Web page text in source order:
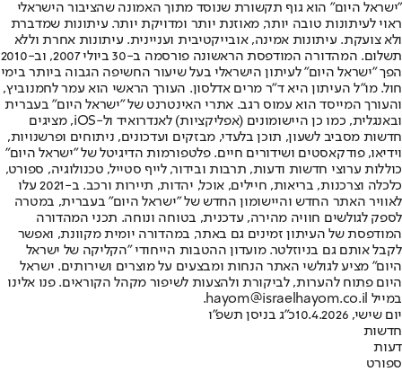
"ישראל היום" הוא גוף תקשורת שנוסד מתוך האמונה שהציבור הישראלי
ראוי לעיתונות טובה יותר, מאוזנת יותר ומדויקת יותר. עיתונות שמדברת
ולא צועקת. עיתונות אמינה, אובייקטיבית ועניינית. עיתונות אחרת וללא
תשלום. המהדורה המודפסת הראשונה פורסמה ב-30 ביולי 2007, וב-2010
הפך "ישראל היום" לעיתון הישראלי בעל שיעור החשיפה הגבוה ביותר בימי
חול. מו"ל העיתון היא ד"ר מרים אדלסון. העורך הראשי הוא עמר לחמנוביץ,
והעורך המייסד הוא עמוס רגב. אתרי האינטרנט של "ישראל היום" בעברית
ובאנגלית, כמו כן היישומונים (אפליקציות) לאנדרואיד ול-iOS, מציגים
חדשות מסביב לשעון, תוכן בלעדי, מבזקים ועדכונים, ניתוחים ופרשנויות,
וידיאו, פודקאסטים ושידורים חיים. פלטפורמות הדיגיטל של "ישראל היום"
כוללות ערוצי חדשות ודעות, תרבות ובידור, לייף סטייל, טכנולוגיה, ספורט,
כלכלה וצרכנות, בריאות, חיילים, אוכל, יהדות, תיירות ורכב. ב-2021 עלו
לאוויר האתר החדש והיישומון החדש של "ישראל היום" בעברית, במטרה
לספק לגולשים חוויה מהירה, עדכנית, בטוחה ונוחה. תכני המהדורה
המודפסת של העיתון זמינים גם באתר, במהדורה יומית מקוונת, ואפשר
לקבל אותם גם בניוזלטר. מועדון ההטבות הייחודי "הקליקה של ישראל
היום" מציע לגולשי האתר הנחות ומבצעים על מוצרים ושירותים. ישראל
היום פתוח להערות, לביקורת ולהצעות לשיפור מקהל הקוראים. פנו אלינו
במייל hayom@israelhayom.co.il.
יום שישי, 10.4.2026
כ"ג בניסן תשפ"ו
חדשות
דעות
ספורט